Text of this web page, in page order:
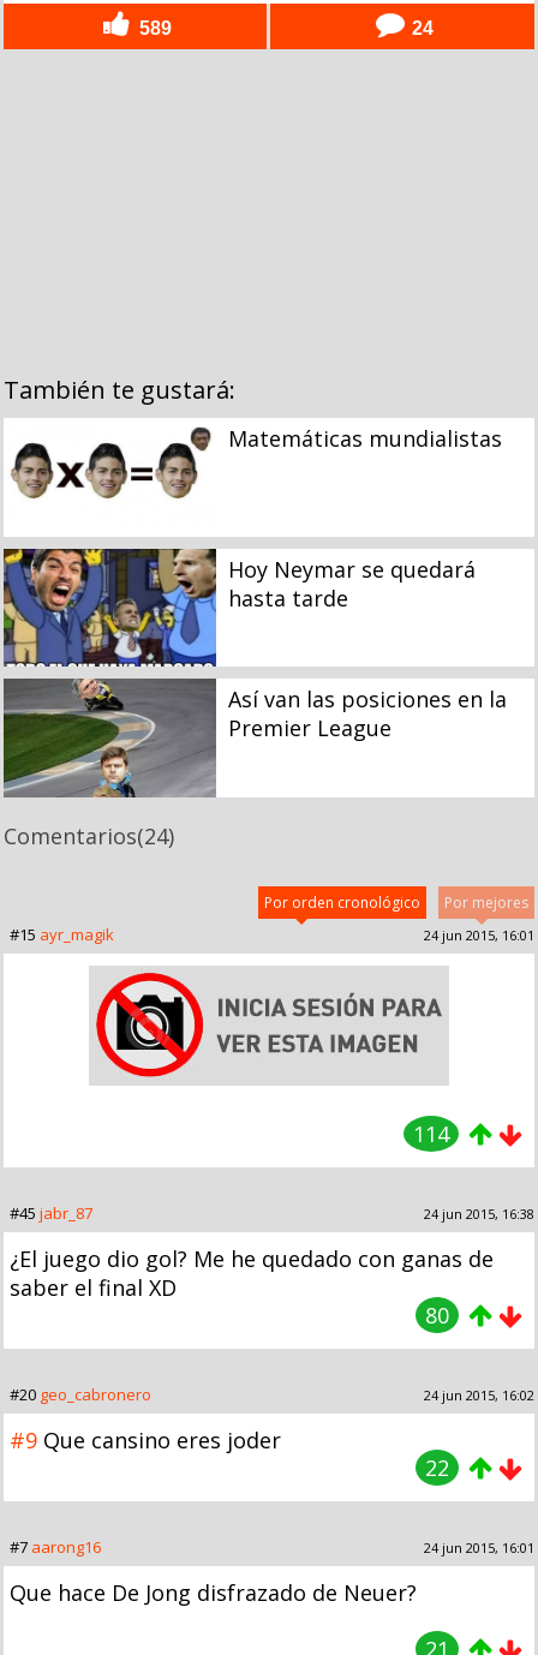
589 24
También te gustará:
Matemáticas mundialistas
Hoy Neymar se quedará
hasta tarde
Así van las posiciones en la
Premier League
Comentarios(24)
Por mejores
Por orden cronológico
#15 ayr_magik 24 jun 2015, 16:01
114
#45 jabr_87 24 jun 2015, 16:38
¿El juego dio gol? Me he quedado con ganas de
saber el final XD
80
#20 geo_cabronero 24 jun 2015, 16:02
#9 Que cansino eres joder
22
#7 aarong16 24 jun 2015, 16:01
Que hace De Jong disfrazado de Neuer?
21